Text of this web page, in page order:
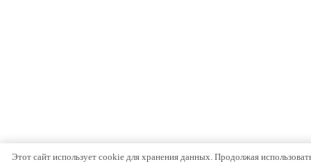
Этот сайт использует cookie для хранения данных. Продолжая